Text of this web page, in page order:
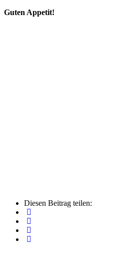
Guten Appetit!
Diesen Beitrag teilen: